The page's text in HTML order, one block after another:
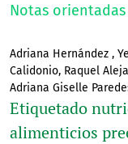
Notas
Adriana Hernández ,
Calidonio, Raquel
Adriana Giselle
Etiquetado
alimenticios